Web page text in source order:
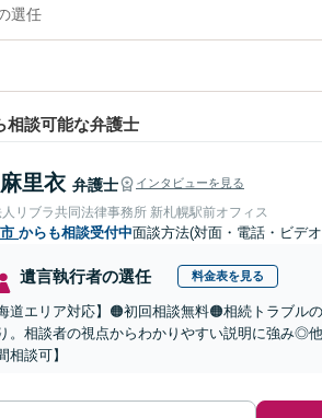
選任
相談可能な弁護士
里衣 弁護士 インタビューを見る
リブラ共同法律事務所 新札幌駅前オフィス
からも相談受付中面談方法(対面・電話・ビデ
遺言執行者の選任 料金表を見る
海道エリア対応】🟠初回相談無料🟠相続トラブ
。相談者の視点からわかりやすい説明に強み◎
相談可】